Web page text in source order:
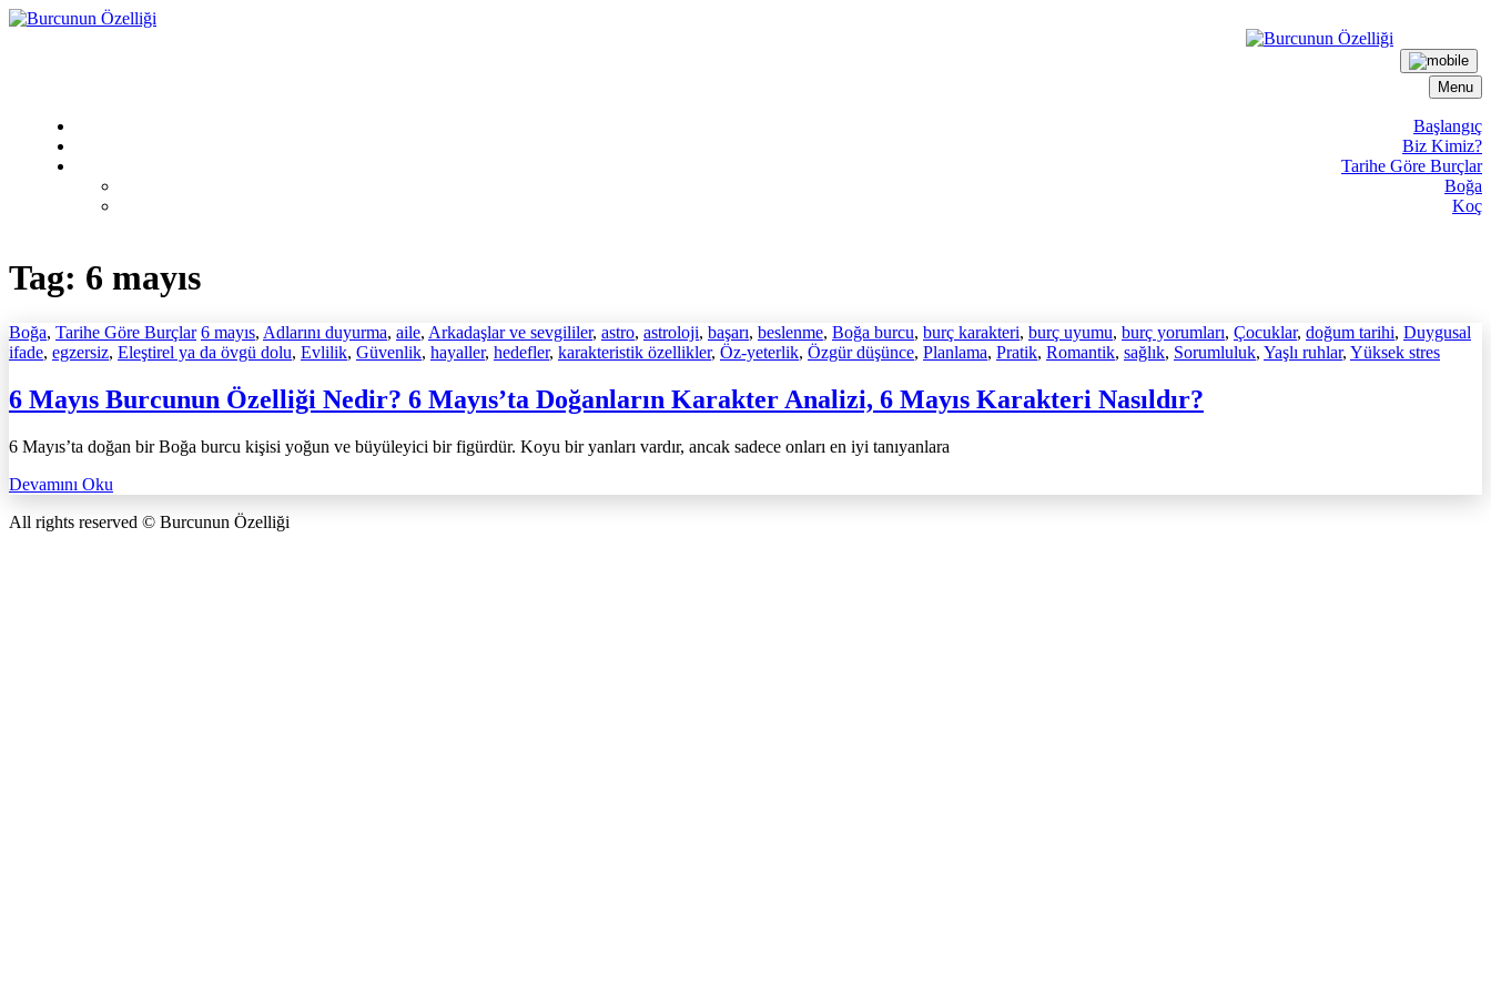
Skip
Menu
Başlangıç
Biz Kimiz?
Tarihe Göre Burçlar
Boğa
Koç
Tag: 6 mayıs
Boğa, Tarihe Göre Burçlar 6 mayıs, Adlarını duyurma, aile, Arkadaşlar ve sevgililer, astro, astroloji, başarı, beslenme, Boğa burcu, burç karakteri, burç uyumu, burç yorumları, Çocuklar, doğum tarihi, Duygusal
ifade, egzersiz, Eleştirel ya da övgü dolu, Evlilik, Güvenlik, hayaller, hedefler, karakteristik özellikler, Öz-yeterlik, Özgür düşünce, Planlama, Pratik, Romantik, sağlık, Sorumluluk, Yaşlı ruhlar, Yüksek stres
6 Mayıs Burcunun Özelliği Nedir? 6 Mayıs’ta Doğanların Karakter Analizi, 6 Mayıs Karakteri Nasıldır?
6 Mayıs’ta doğan bir Boğa burcu kişisi yoğun ve büyüleyici bir figürdür. Koyu bir yanları vardır, ancak sadece onları en iyi tanıyanlara
Devamını Oku
All rights reserved © Burcunun Özelliği